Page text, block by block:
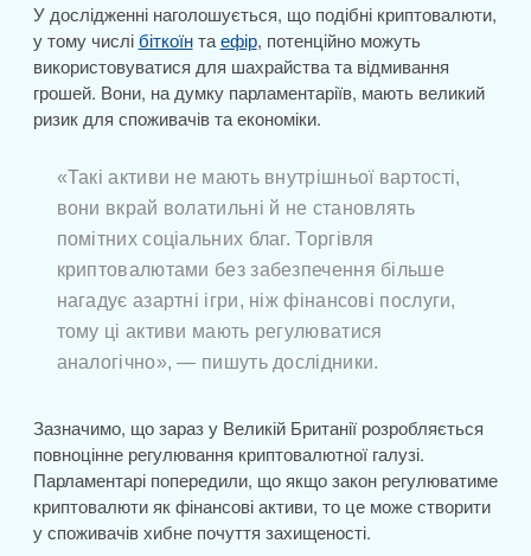
У дослідженні наголошується, що подібні криптовалюти,
у тому числібіткоїнтаефір, потенційно можуть
використовуватися для шахрайства та відмивання
грошей. Вони, на думку парламентаріїв, мають великий
ризик для споживачів та економіки.
«Такі активи не мають внутрішньої вартості,
вони вкрай волатильні й не становлять
помітних соціальних благ. Торгівля
криптовалютами без забезпечення більше
нагадує азартні ігри, ніж фінансові послуги,
тому ці активи мають регулюватися
аналогічно», ― пишуть дослідники.
Зазначимо, що зараз у Великій Британії розробляється
повноцінне регулювання криптовалютної галузі.
Парламентарі попередили, що якщо закон регулюватиме
криптовалюти як фінансові активи, то це може створити
у споживачів хибне почуття захищеності.